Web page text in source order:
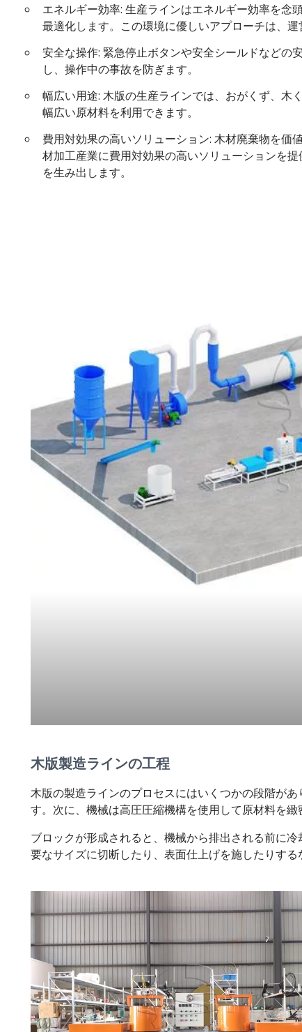
エネルギー効率: 生産ラインはエネルギー効率を念
最適化します。この環境に優しいアプローチは、
安全な操作: 緊急停止ボタンや安全シールドなどの
し、操作中の事故を防ぎます。
幅広い用途: 木版の生産ラインでは、おがくず、木
幅広い原材料を利用できます。
費用対効果の高いソリューション: 木材廃棄物を価
材加工産業に費用対効果の高いソリューションを
を生み出します。
木版製造ラインの工程
木版の製造ラインのプロセスにはいくつかの段階が
す。次に、機械は高圧圧縮機構を使用して原材料を緻
ブロックが形成されると、機械から排出される前に
要なサイズに切断したり、表面仕上げを施したりする